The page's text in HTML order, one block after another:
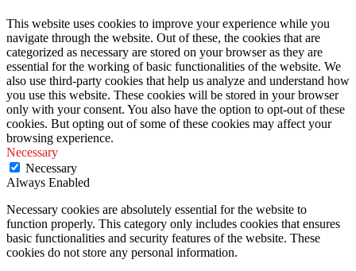
This website uses cookies to improve your experience while you
navigate through the website. Out of these, the cookies that are
categorized as necessary are stored on your browser as they are
essential for the working of basic functionalities of the website. We
also use third-party cookies that help us analyze and understand how
you use this website. These cookies will be stored in your browser
only with your consent. You also have the option to opt-out of these
cookies. But opting out of some of these cookies may affect your
browsing experience.
Necessary
Necessary
Always Enabled
Necessary cookies are absolutely essential for the website to
function properly. This category only includes cookies that ensures
basic functionalities and security features of the website. These
cookies do not store any personal information.